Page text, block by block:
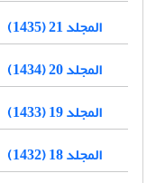
المجلد 21 (1435)
المجلد 20 (1434)
المجلد 19 (1433)
المجلد 18 (1432)